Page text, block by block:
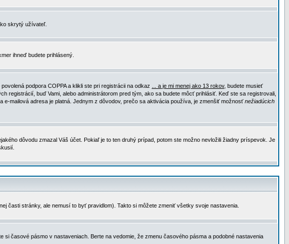
skrytý užívateľ.
ihneď budete prihlásený.
podpora COPPA a klikli ste pri registrácii na odkaz
... a je mi menej ako 13 rokov, budete musieť
buď Vami, alebo administrátorom pred tým, ako sa budete môcť prihlásiť. Keď ste sa registrovali,
mailová adresa je platná. Jednym z dôvodov, prečo sa aktivácia používa, je zmenšiť možnosťnežiadúcich
dôvodu zmazal Váš účet. Pokiaľ je to ten druhý prípad, potom ste možno nevložili žiadny príspevok. Je
časti stránky, ale nemusí to byť pravidlom). Takto si môžete zmeniť všetky svoje nastavenia.
časové pásmo v nastaveniach. Berte na vedomie, že zmenu časového pásma a podobné nastavenia